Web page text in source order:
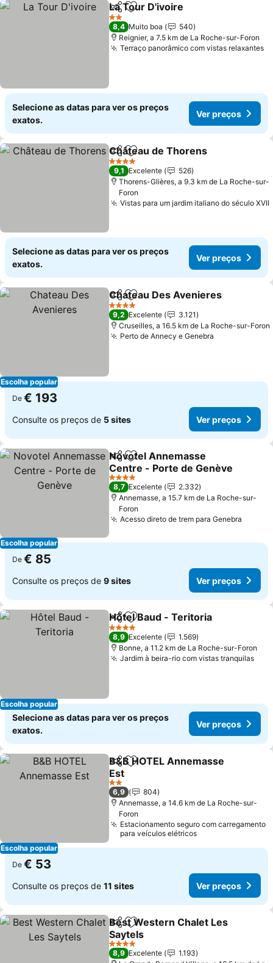
PartilharAdicionar aos favoritos
La Tour D'ivoire
2 Estrelas
8,4 Muito boa
540
Reignier, a 7.5 km de La Roche-sur-Foron
Terraço panorâmico com vistas relaxantes
Selecione as datas para ver os preços
exatos.
Ver preços
PartilharAdicionar aos favoritos
Château de Thorens
4 Estrelas
9,1 Excelente
526
Thorens-Glières, a 9.3 km de La Roche-sur-
Foron
Vistas para um jardim italiano do século XVII
Selecione as datas para ver os preços
exatos.
Ver preços
Escolha popular
PartilharAdicionar aos favoritos
Chateau Des Avenieres
4 Estrelas
9,2 Excelente
3.121
Cruseilles, a 16.5 km de La Roche-sur-Foron
Perto de Annecy e Genebra
De € 193
Consulte os preços de 5 sites Ver preços
Escolha popular
PartilharAdicionar aos favoritos
Novotel Annemasse
Centre - Porte de Genève
Ver preços
4 Estrelas
8,7 Excelente
2.332
Annemasse, a 15.7 km de La Roche-sur-
Foron
Acesso direto de trem para Genebra
De € 85
Consulte os preços de 9 sites Ver preços
Escolha popular
PartilharAdicionar aos favoritos
Hôtel Baud - Teritoria
4 Estrelas
8,9 Excelente
1.569
Bonne, a 11.2 km de La Roche-sur-Foron
Jardim à beira-rio com vistas tranquilasVer
Selecione as datas para ver os preços
exatos.
Ver preços
Escolha popular
PartilharAdicionar aos favoritos
B&B HOTEL Annemasse
Est
Ver preços
2 Estrelas
6,9
804
Annemasse, a 14.6 km de La Roche-sur-
Foron
Estacionamento seguro com carregamento
para veículos elétricos
De € 53
Consulte os preços de 11 sites Ver preços
PartilharAdicionar aos favoritos
Best Western Chalet Les
Saytels
Ver preços
4 Estrelas
8,9 Excelente
1.193